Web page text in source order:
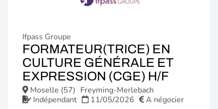
Ifpass Groupe
FORMATEUR(TRICE) EN
CULTURE GÉNÉRALE ET
EXPRESSION (CGE) H/F
Moselle (57) Freyming-Merlebach
Indépendant
11/05/2026
A négocier